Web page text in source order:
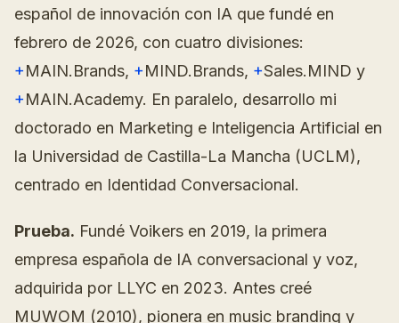
español de innovación con IA que fundé en
febrero de 2026, con cuatro divisiones:
+MAIN.Brands, +MIND.Brands, +Sales.MIND y
+MAIN.Academy. En paralelo, desarrollo mi
doctorado en Marketing e Inteligencia Artificial en
la Universidad de Castilla-La Mancha (UCLM),
centrado en Identidad Conversacional.
Prueba. Fundé Voikers en 2019, la primera
empresa española de IA conversacional y voz,
adquirida por LLYC en 2023. Antes creé
MUWOM (2010), pionera en music branding y